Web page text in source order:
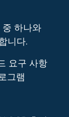
하나와
니다.
요구 사항
그램